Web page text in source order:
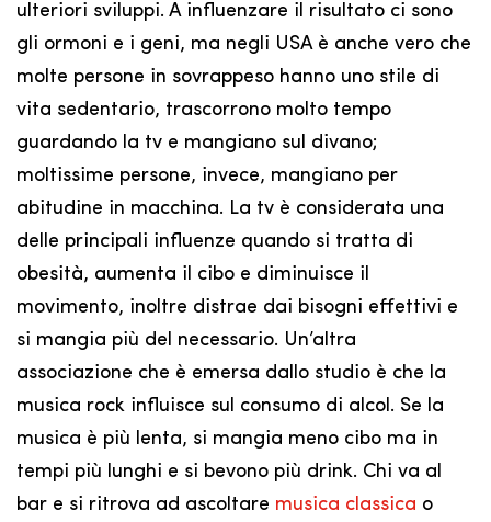
ulteriori sviluppi. A influenzare il risultato ci sono
gli ormoni e i geni, ma negli USA è anche vero che
molte persone in sovrappeso hanno uno stile di
vita sedentario, trascorrono molto tempo
guardando la tv e mangiano sul divano;
moltissime persone, invece, mangiano per
abitudine in macchina. La tv è considerata una
delle principali influenze quando si tratta di
obesità, aumenta il cibo e diminuisce il
movimento, inoltre distrae dai bisogni effettivi e
si mangia più del necessario. Un’altra
associazione che è emersa dallo studio è che la
musica rock influisce sul consumo di alcol. Se la
musica è più lenta, si mangia meno cibo ma in
tempi più lunghi e si bevono più drink. Chi va al
bar e si ritrova ad ascoltare musica classica o